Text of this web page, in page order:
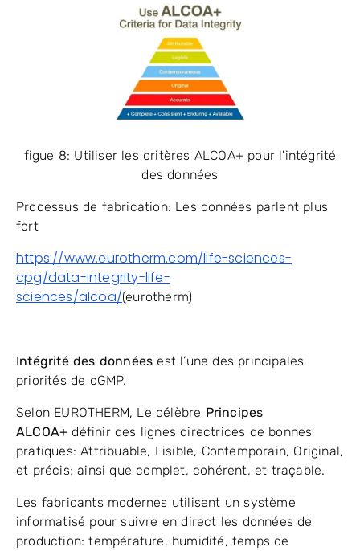
figue 8: Utiliser les critères ALCOA+ pour l'intégrité
des données
Processus de fabrication: Les données parlent plus
fort
https://www.eurotherm.com/life-sciences-
cpg/data-integrity-life-
sciences/alcoa/(eurotherm)
Intégrité des données est l’une des principales
priorités de cGMP.
Selon EUROTHERM, Le célèbre Principes
ALCOA+ définir des lignes directrices de bonnes
pratiques: Attribuable, Lisible, Contemporain, Original,
et précis; ainsi que complet, cohérent, et traçable.
Les fabricants modernes utilisent un système
informatisé pour suivre en direct les données de
production: température, humidité, temps de